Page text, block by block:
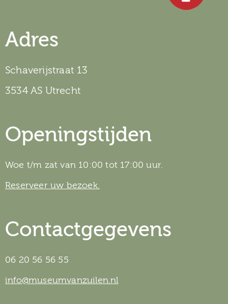
Adres
Schaverijstraat 13
3534 AS Utrecht
Openingstijden
Woe t/m zat van 10:00 tot 17:00 uur.
Reserveer uw bezoek.
Contactgegevens
06 20 56 56 55
info@museumvanzuilen.nl